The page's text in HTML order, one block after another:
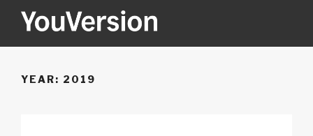
YOUVERSION
YEAR: 2019